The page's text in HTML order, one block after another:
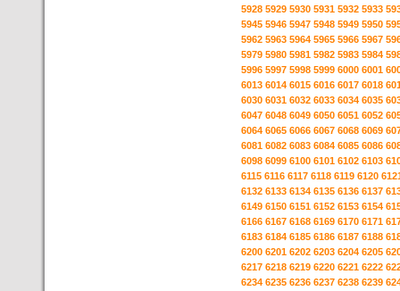
5928 5929 5930 5931 5932 5933
5945 5946 5947 5948 5949 5950
5962 5963 5964 5965 5966 5967
5979 5980 5981 5982 5983 5984
5996 5997 5998 5999 6000 6001
6013 6014 6015 6016 6017 6018
6030 6031 6032 6033 6034 6035
6047 6048 6049 6050 6051 6052
6064 6065 6066 6067 6068 6069
6081 6082 6083 6084 6085 6086
6098 6099 6100 6101 6102 6103
6115 6116 6117 6118 6119 6120
6132 6133 6134 6135 6136 6137
6149 6150 6151 6152 6153 6154
6166 6167 6168 6169 6170 6171
6183 6184 6185 6186 6187 6188
6200 6201 6202 6203 6204 6205
6217 6218 6219 6220 6221 6222
6234 6235 6236 6237 6238 6239